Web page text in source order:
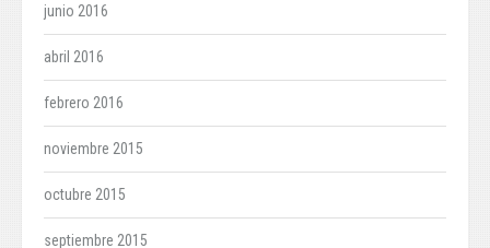
junio 2016
abril 2016
febrero 2016
noviembre 2015
octubre 2015
septiembre 2015